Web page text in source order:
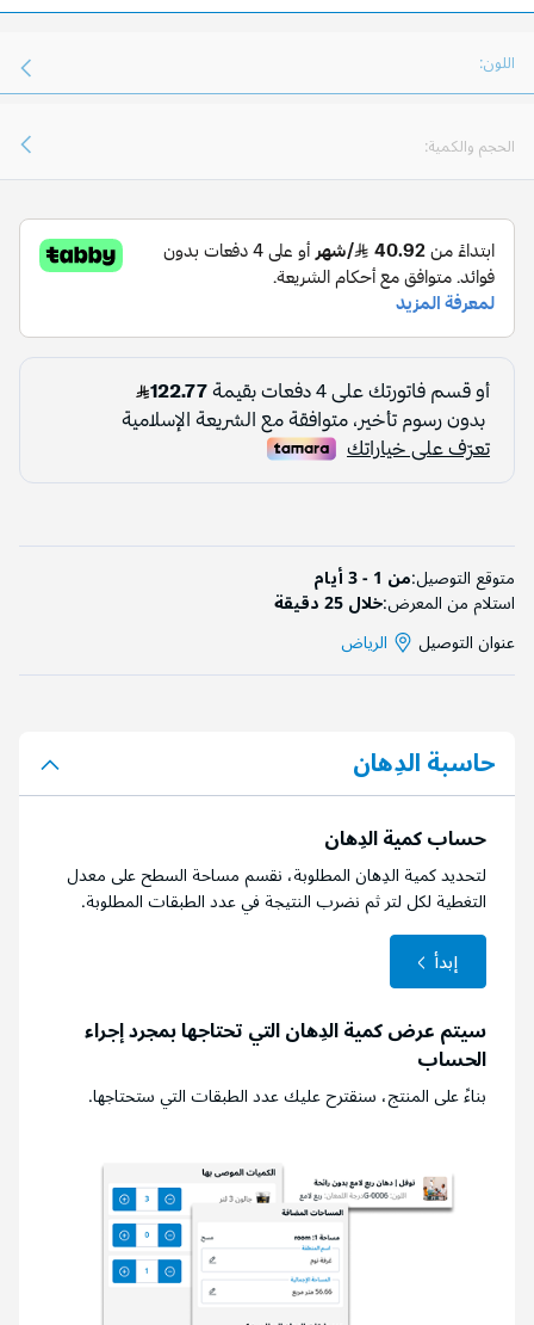
اللون:
الحجم والكمية:
متوقع التوصيل:من 1 - 3 أيام
استلام من المعرض:خلال 25 دقيقة
عنوان التوصيل
الرياض
حاسبة الدِهان
حساب كمية الدِهان
لتحديد كمية الدِهان المطلوبة، نقسم مساحة السطح على معدل
التغطية لكل لتر ثم نضرب النتيجة في عدد الطبقات المطلوبة.
إبدأ
سيتم عرض كمية الدِهان التي تحتاجها بمجرد إجراء
الحساب
بناءً على المنتج، سنقترح عليك عدد الطبقات التي ستحتاجها.